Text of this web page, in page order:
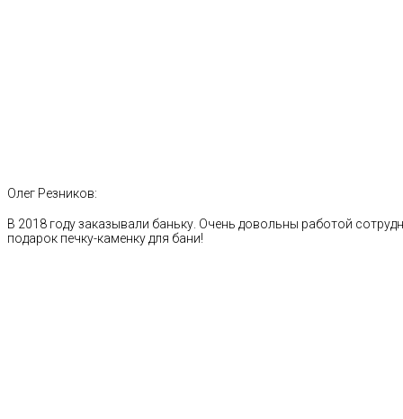
Олег Резников:
В 2018 году заказывали баньку. Очень довольны работой
подарок печку-каменку для бани!